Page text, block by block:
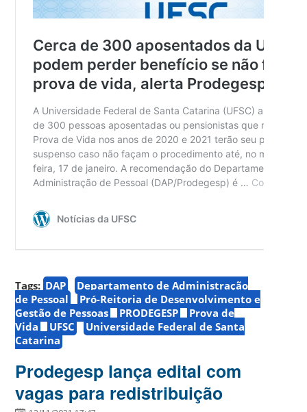
Tags: DAP
Departamento de Administração
de Pessoal
Pró-Reitoria de Desenvolvimento e
Gestão de Pessoas
PRODEGESP
Prova de
Vida
UFSC
Universidade Federal de Santa
Catarina
Prodegesp lança edital com
vagas para redistribuição